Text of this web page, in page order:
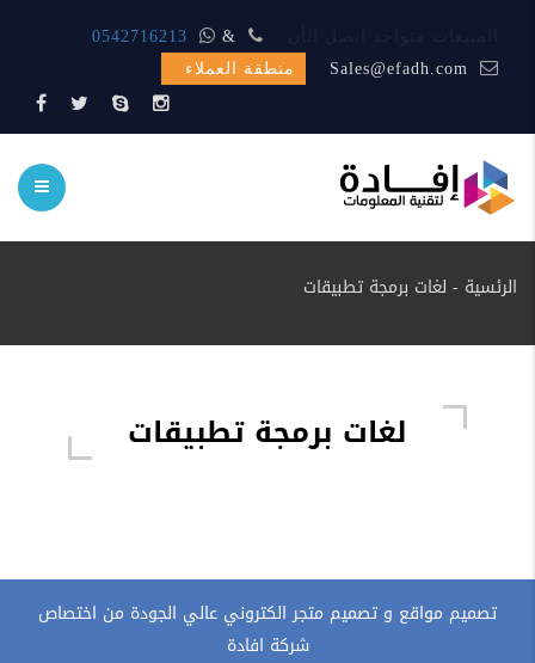
&
0542716213
منطقة العملاء
الرئسية - لغات برمجة تطبيقات
لغات برمجة تطبيقات
تصميم مواقع و تصميم متجر الكتروني عالي الجودة من اختصاص
شركة افادة